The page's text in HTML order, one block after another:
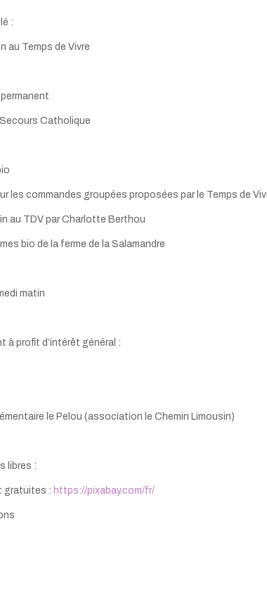
:
au Temps de Vivre
Catholique
les commandes groupées proposées par le Temps de
au TDV par Charlotte Berthou
bio de la ferme de la Salamandre
matin
à profit d’intérêt général :
le Pelou (association le Chemin Limousin)
libres :
gratuites : https://pixabay.com/fr/